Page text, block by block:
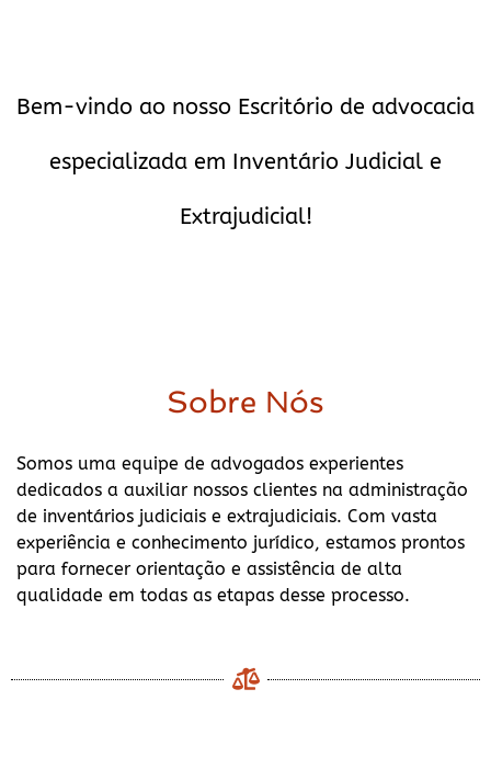
Bem-vindo ao nosso Escritório de advocacia
especializada em Inventário Judicial e
Extrajudicial!
Sobre Nós
Somos uma equipe de advogados experientes
dedicados a auxiliar nossos clientes na administração
de inventários judiciais e extrajudiciais. Com vasta
experiência e conhecimento jurídico, estamos prontos
para fornecer orientação e assistência de alta
qualidade em todas as etapas desse processo.